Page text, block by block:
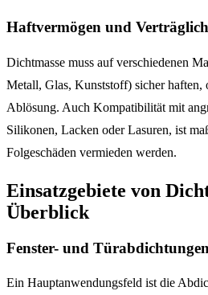
Haftvermögen und
Dichtmasse muss auf verschiedenen
Metall, Glas, Kunststoff) sicher haften,
Ablösung. Auch Kompatibilität mit
Silikonen, Lacken oder Lasuren, ist
Folgeschäden vermieden werden.
Einsatzgebiete von
Überblick
Fenster- und Türabdichtungen
Ein Hauptanwendungsfeld ist die